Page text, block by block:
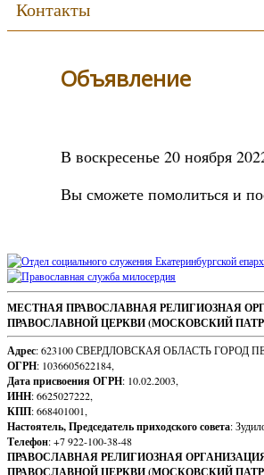
Контакты
Объявление
В воскресенье 20 ноября
Вы сможете помолиться и
Sidebar
Footer
Content
МЕСТНАЯ ПРАВОСЛАВНАЯ РЕЛИГИОЗНАЯ
ПРАВОСЛАВНОЙ ЦЕРКВИ (МОСКОВСКИЙ
Адрес: 623100 СВЕРДЛОВСКАЯ ОБЛАСТЬ
ОГРН: 1036605622184,
Дата присвоения ОГРН: 10.02.2003,
ИНН: 6625027222,
КПП: 668401001,
Настоятель, Председатель приходского совета:
Телефон: +7 922-100-38-48
ПРАВОСЛАВНАЯ РЕЛИГИОЗНАЯ
ПРАВОСЛАВНОЙ ЦЕРКВИ (МОСКОВСКИЙ